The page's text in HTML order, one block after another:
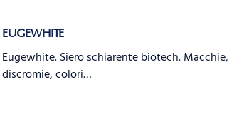
EUGEWHITE
Eugewhite. Siero schiarente biotech. Macchie,
discromie, colori…